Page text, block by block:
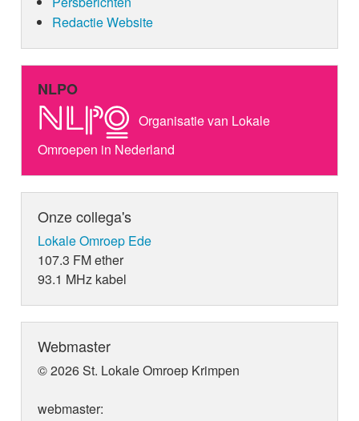
Redactie Website
NLPO
Organisatie van Lokale
Omroepen in Nederland
Onze collega's
Lokale Omroep Ede
107.3 FM ether
93.1 MHz kabel
Webmaster
© 2026 St. Lokale Omroep Krimpen
webmaster: